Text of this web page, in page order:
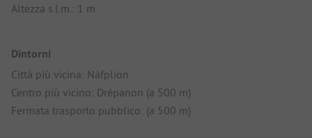
Altezza s.l.m.: 1 m
Dintorni
Città più vicina: Náfplion
Centro più vicino: Drépanon (a 500 m)
Fermata trasporto pubblico: (a 500 m)